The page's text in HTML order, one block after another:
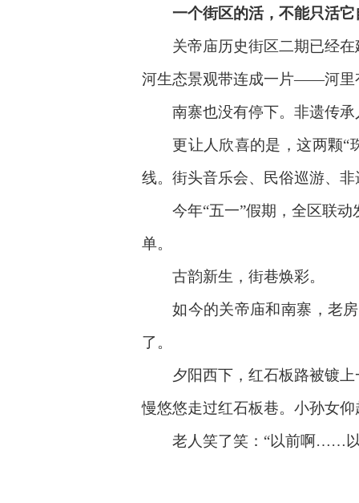
一个街区的活，不能只活它
关帝庙历史街区二期已经在
河生态景观带连成一片——河里
南寨也没有停下。非遗传承
更让人欣喜的是，这两颗“珠
线。街头音乐会、民俗巡游、
今年“五一”假期，全区联动
单。
古韵新生，街巷焕彩。
如今的关帝庙和南寨，老房
了。
夕阳西下，红石板路被镀上
慢悠悠走过红石板巷。小孙女
老人笑了笑：“以前啊……以